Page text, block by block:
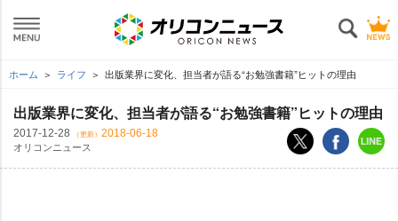
ホーム ライフ 出版業界に変化、担当者が語る“お勉強書籍”ヒットの理由
出版業界に変化、担当者が語る“お勉強書籍”ヒットの理由
2017-12-28 （更新） 2018-06-18
オリコンニュース